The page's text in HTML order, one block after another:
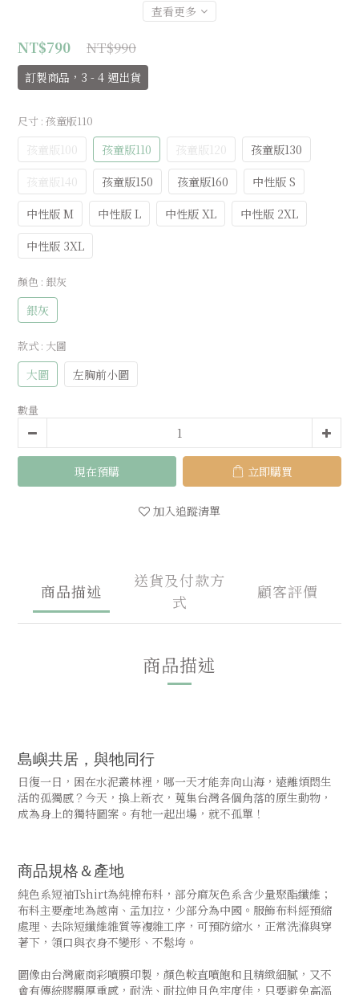
查看更多
NT$990
NT$790
訂製商品，3 - 4 週出貨
尺寸 : 孩童版110
孩童版100 孩童版110 孩童版120
孩童版130
孩童版140
孩童版150 孩童版160
中性版 S
中性版 M
中性版 L 中性版 XL
中性版 2XL
中性版 3XL
顏色 : 銀灰
銀灰
款式 : 大圖
大圖 左胸前小圖
數量
現在預購 立即購買
加入追蹤清單
商品描述
送貨及付款方
式
顧客評價
商品描述
島嶼共居，與牠同行
日復一日，困在水泥叢林裡，哪一天才能奔向山海，遠離煩悶生
活的孤獨感？今天，換上新衣，蒐集台灣各個角落的原生動物，
成為身上的獨特圖案。有牠一起出場，就不孤單！
商品規格＆產地
純色系短袖Tshirt為純棉布料，部分麻灰色系含少量聚酯纖維；
布料主要產地為越南、孟加拉，少部分為中國。服飾布料經預縮
處理、去除短纖維雜質等複雜工序，可預防縮水，正常洗滌與穿
著下，領口與衣身不變形、不鬆垮。
圖像由台灣廠商彩噴膜印製，顏色較直噴飽和且精緻細膩，又不
會有傳統膠膜厚重感，耐洗、耐拉伸且色牢度佳，只要避免高溫